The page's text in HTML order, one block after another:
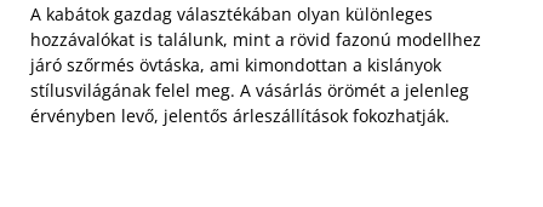
A kabátok gazdag választékában olyan különleges
hozzávalókat is találunk, mint a rövid fazonú modellhez
járó szőrmés övtáska, ami kimondottan a kislányok
stílusvilágának felel meg. A vásárlás örömét a jelenleg
érvényben levő, jelentős árleszállítások fokozhatják.